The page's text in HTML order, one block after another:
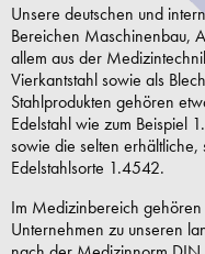
Unsere deutschen und
Bereichen Maschinenbau,
allem aus der
Vierkantstahl sowie als
Stahlprodukten gehören
Edelstahl wie zum Beispiel
sowie die selten erhältliche,
Edelstahlsorte 1.4542.
Im Medizinbereich
Unternehmen zu unseren